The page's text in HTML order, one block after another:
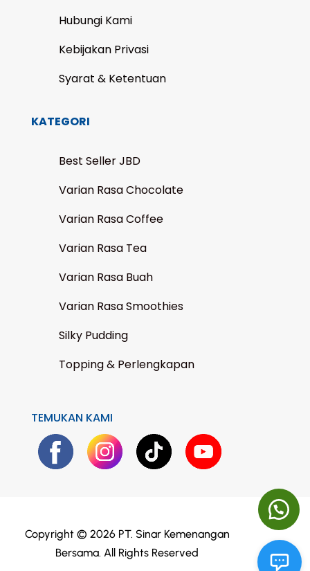
Hubungi Kami
Kebijakan Privasi
Syarat & Ketentuan
KATEGORI
Best Seller JBD
Varian Rasa Chocolate
Varian Rasa Coffee
Varian Rasa Tea
Varian Rasa Buah
Varian Rasa Smoothies
Silky Pudding
Topping & Perlengkapan
TEMUKAN KAMI
Copyright © 2026 PT. Sinar Kemenangan
Bersama. All Rights Reserved